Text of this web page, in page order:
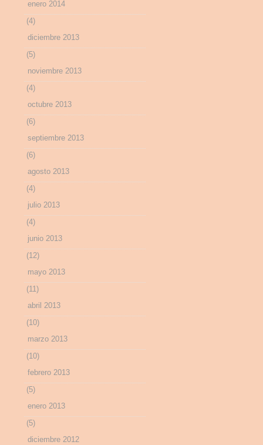
enero 2014
(4)
diciembre 2013
(5)
noviembre 2013
(4)
octubre 2013
(6)
septiembre 2013
(6)
agosto 2013
(4)
julio 2013
(4)
junio 2013
(12)
mayo 2013
(11)
abril 2013
(10)
marzo 2013
(10)
febrero 2013
(5)
enero 2013
(5)
diciembre 2012